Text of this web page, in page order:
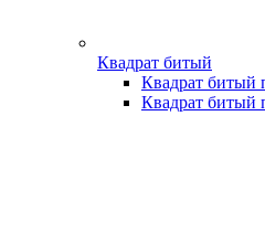
Квадрат битый
Квадрат битый
Квадрат битый